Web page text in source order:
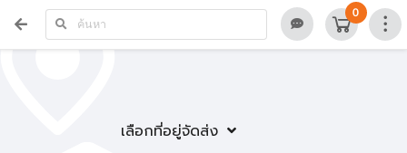
เลือกที่อยู่จัดส่ง
0